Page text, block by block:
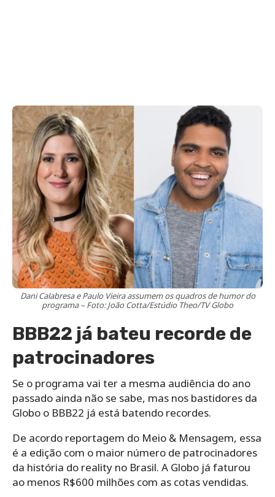
Dani Calabresa e Paulo Vieira assumem os quadros de humor do
programa – Foto: João Cotta/Estúdio Theo/TV Globo
BBB22 já bateu recorde de
patrocinadores
Se o programa vai ter a mesma audiência do ano
passado ainda não se sabe, mas nos bastidores da
Globo o BBB22 já está batendo recordes.
De acordo reportagem do Meio & Mensagem, essa
é a edição com o maior número de patrocinadores
da história do reality no Brasil. A Globo já faturou
ao menos R$600 milhões com as cotas vendidas.